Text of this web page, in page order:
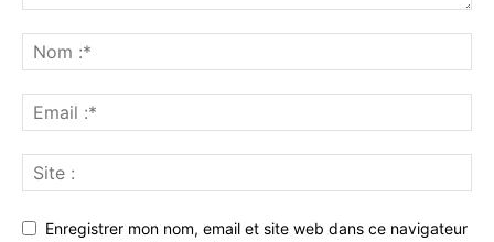
Enregistrer mon nom, email et site web dans ce navigateur